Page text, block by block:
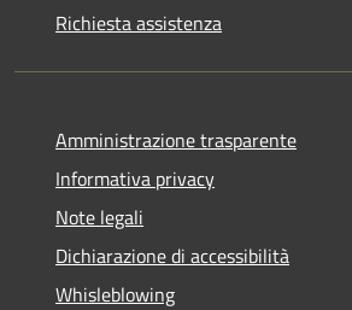
Richiesta assistenza
Amministrazione trasparente
Informativa privacy
Note legali
Dichiarazione di accessibilità
Whisleblowing